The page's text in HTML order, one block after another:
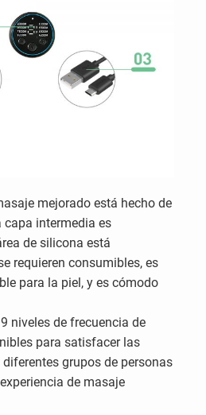
mejorado está hecho de
capa intermedia es
de silicona está
requieren consumibles, es
para la piel, y es cómodo
niveles de frecuencia de
para satisfacer las
diferentes grupos de personas
de masaje